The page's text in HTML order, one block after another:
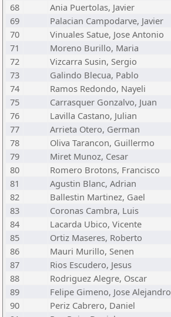
68
Ania Puertolas, Javier
69
Palacian Campodarve, Javier
70
Vinuales Satue, Jose Antonio
71
Moreno Burillo, Maria
72
Vizcarra Susin, Sergio
73
Galindo Blecua, Pablo
74
Ramos Redondo, Nayeli
75
Carrasquer Gonzalvo, Juan
76
Lavilla Castano, Julian
77
Arrieta Otero, German
78
Oliva Tarancon, Guillermo
79
Miret Munoz, Cesar
80
Romero Brotons, Francisco
81
Agustin Blanc, Adrian
82
Ballestin Martinez, Gael
83
Coronas Cambra, Luis
84
Lacarda Ubico, Vicente
85
Ortiz Maseres, Roberto
86
Mauri Murillo, Senen
87
Rios Escudero, Jesus
88
Rodriguez Alegre, Oscar
89
Felipe Gimeno, Jose Alejandro
90
Periz Cabrero, Daniel